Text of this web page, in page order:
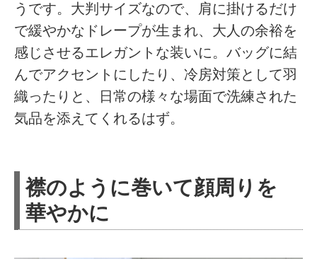
うです。大判サイズなので、肩に掛けるだけ
で緩やかなドレープが生まれ、大人の余裕を
感じさせるエレガントな装いに。バッグに結
んでアクセントにしたり、冷房対策として羽
織ったりと、日常の様々な場面で洗練された
気品を添えてくれるはず。
襟のように巻いて顔周りを
華やかに